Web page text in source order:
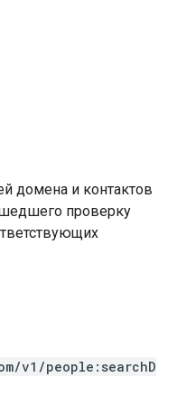
домена и контактов
проверку
v1/people:searchD